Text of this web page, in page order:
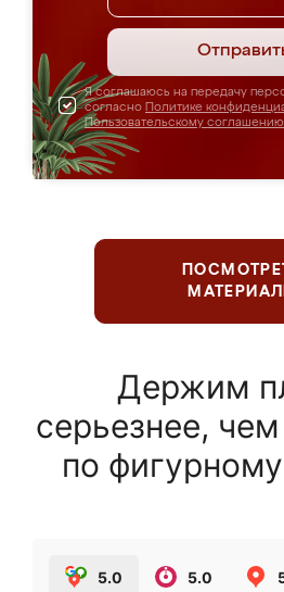
Я соглашаюсь на передачу
согласно Политике
Пользовательскому соглашению
Держим
серьезнее,
по
5.0 5.0